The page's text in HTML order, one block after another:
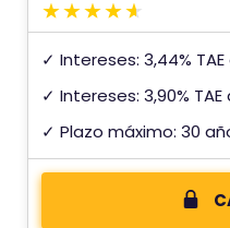
✓ Intereses: 3,44%
✓ Intereses: 3,90%
✓ Plazo máximo: 30